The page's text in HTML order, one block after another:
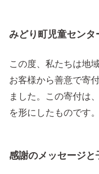
みどり町児童センタ
この度、私たちは地
お客様から善意で寄
ました。この寄付は
を形にしたものです。
感謝のメッセージと